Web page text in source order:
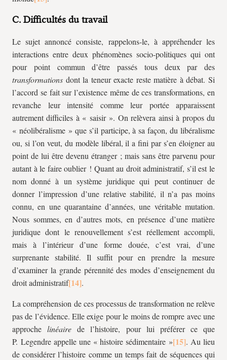
C. Difficultés du travail
Le sujet annoncé consiste, rappelons-le, à appréhender les
interactions entre deux phénomènes socio-politiques qui ont
pour point commun d’être passés tous deux par des
transformations dont la teneur exacte reste matière à débat. Si
l’accord se fait sur l’existence même de ces transformations, en
revanche leur intensité comme leur portée apparaissent
autrement difficiles à « saisir ». On relèvera ainsi à propos du
« néolibéralisme » que s’il participe, à sa façon, du libéralisme
ou, si l’on veut, du modèle libéral, il a fini par s’en éloigner au
point de lui être devenu étranger ; mais sans être parvenu pour
autant à le faire oublier ! Quant au droit administratif, s’il est le
nom donné à un système juridique qui peut continuer de
donner l’impression d’une relative stabilité, il n’a pas moins
connu, en une quarantaine d’années, une véritable mutation.
Nous sommes, en d’autres mots, en présence d’une matière
juridique dont le renouvellement s’est réellement accompli,
mais à l’intérieur d’une forme douée, c’est vrai, d’une
surprenante stabilité. Il suffit pour en prendre la mesure
d’examiner la grande pérennité des modes d’enseignement du
droit administratif
.
La compréhension de ces processus de transformation ne relève
pas de l’évidence. Elle exige pour le moins de rompre avec une
approche linéaire de l’histoire, pour lui préférer ce que
P. Legendre appelle une « histoire sédimentaire »
. Au lieu
de considérer l’histoire comme un temps fait de séquences qui